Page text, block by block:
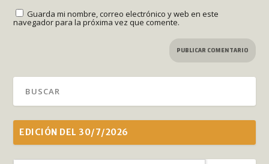
Guarda mi nombre, correo electrónico y web en este
navegador para la próxima vez que comente.
EDICIÓN DEL 30/7/2026